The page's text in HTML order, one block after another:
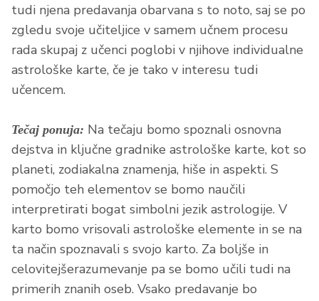
tudi njena predavanja obarvana s to noto, saj se po
zgledu svoje učiteljice v samem učnem procesu
rada skupaj z učenci poglobi v njihove individualne
astrološke karte, če je tako v interesu tudi
učencem.
Tečaj ponuja: Na tečaju bomo spoznali osnovna
dejstva in ključne gradnike astrološke karte, kot so
planeti, zodiakalna znamenja, hiše in aspekti. S
pomočjo teh elementov se bomo naučili
interpretirati bogat simbolni jezik astrologije. V
karto bomo vrisovali astrološke elemente in se na
ta način spoznavali s svojo karto. Za boljše in
celovitejšerazumevanje pa se bomo učili tudi na
primerih znanih oseb. Vsako predavanje bo